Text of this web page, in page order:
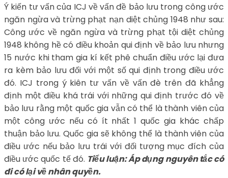
Ý kiến tư vấn của ICJ về vấn đề bảo lưu trong công ước
ngăn ngừa và trừng phạt nạn diệt chủng 1948 như sau:
Công ước về ngăn ngừa và trừng phạt tội diệt chủng
1948 không hề có điều khoản qui định về bảo lưu nhưng
15 nước khi tham gia kí kết phê chuẩn điều ước lại đưa
ra kèm bảo lưu đối với một số qui định trong điều ước
đó. ICJ trong ý kiên tư vấn về vấn đè trên đã khẳng
định một điều khá trái với những qui định trước đó về
bảo lưu rằng một quốc gia vẫn có thể là thành viên của
một công ước nếu có ít nhất 1 quốc gia khác chấp
thuận bảo lưu. Quốc gia sẽ không thể là thành viên của
điều ước nếu bảo lưu trái với đối tượng mục đích của
điều ước quốc tế đó. Tiểu luận: Áp dụng nguyên tắc có
đi có lại về nhân quyền.